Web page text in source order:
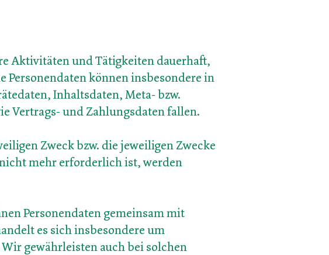
Aktivitäten und Tätigkeiten dauerhaft,
können insbesondere in
Inhaltsdaten, Meta- bzw.
Vertrags- und Zahlungsdaten fallen.
Zweck bzw. die jeweiligen Zwecke
mehr erforderlich ist, werden
Personendaten gemeinsam mit
es sich insbesondere um
gewährleisten auch bei solchen